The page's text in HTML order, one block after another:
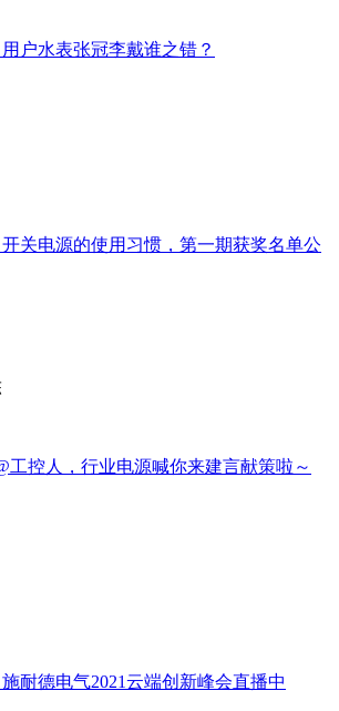
用户水表张冠李戴谁之错？
开关电源的使用习惯，第一期获奖名单公
工控人，行业电源喊你来建言献策啦～
施耐德电气2021云端创新峰会直播中